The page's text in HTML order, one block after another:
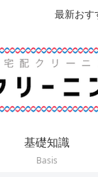
最新おす
基礎知識
Basis